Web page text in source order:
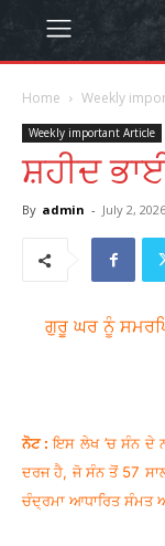
Home Weekly
Weekly important Article
ਸ਼ਹੀਦ
By admin - July 2, 2026
ਗੁਰੂ ਘਰ ਨੂੰ
ਨੋਟ: ਇਸ ਲੇਖ ’ਚ ਸੰਨ ਦੇ
ਦਰਜ ਹੈ, ਜੋ ਸੰਨ ਤੋਂ 57
ਚੰਦ੍ਰਮਾ ਆਧਾਰਿਤ ਸੰਮਤ